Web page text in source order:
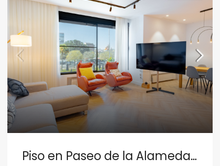
Piso en Paseo de la Alameda 13, Valencia